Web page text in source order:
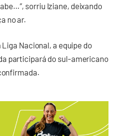
sorriu Iziane, deixando
no ar.
Nacional, a equipe do
participará do sul-americano